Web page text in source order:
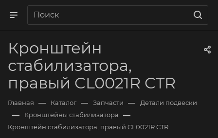
Кронштейн
стабилизатора,
правый CL0021R CTR
Главная — Каталог — Запчасти — Детали подвески
— Кронштейны стабилизатора —
Кронштейн стабилизатора, правый CL0021R CTR